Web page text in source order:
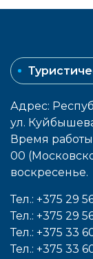
Адрес:
ул.
Время
00
воcкресенье.
Тел.: +375 29
Тел.: +375 29
Тел.: +375 33
Тел.: +375 33